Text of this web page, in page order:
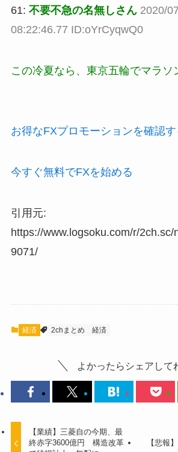
61: 不要不急の名無しさん 2020/
08:22:46.77 ID:oYrCyqwQ0
この冷夏なら、東京五輪でマラソ
お得なFXプロモーションを確認す
今すぐ無料でFXを始める
引用元:
https://www.logsoku.com/r/
9071/
経済 2chまとめ 経済
よかったらシェアして
【業績】三菱自の今期、最
終赤字3600億円 構造改革
【悲報